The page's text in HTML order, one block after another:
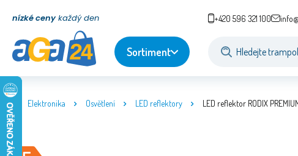
nízké ceny každý den +420 596 321 100
Sortiment
Elektronika Osvětlení LED reflektory LED reflektor RODIX